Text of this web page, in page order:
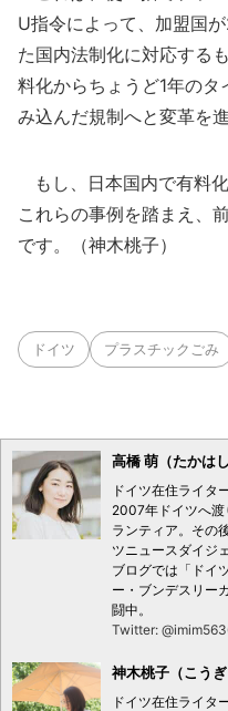
U指令によって、加盟国
た国内法制化に対応する
料化からちょうど1年の
み込んだ規制へと変革を
もし、日本国内で有料
これらの事例を踏まえ、
です。（神木桃子）
ドイツ プラスチックごみ
高橋 萌（たかは
ドイツ在住ライタ
2007年ドイツへ渡
ランティア。その
ツニュースダイジ
ブログでは「ドイ
ー・ブンデスリー
闘中。
Twitter:
神木桃子（こうぎ
ドイツ在住ライタ